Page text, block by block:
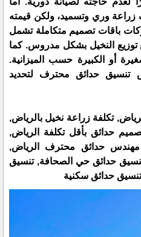
زراعة وري وتسميد، ولكن قيمته
باقات تصميم متكاملة تشمل
توزيع النخيل بشكل مدروس. كما
أو الكبيرة حسب الميزانية.
تنسيق حدائق محترف لتحديد
تكلفة زراعة نخيل بالرياض,
حدائق بأقل تكلفة الرياض,
حدائق محترف الرياض,
حدائق حي الصحافة, تنسيق
حدائق سكنية